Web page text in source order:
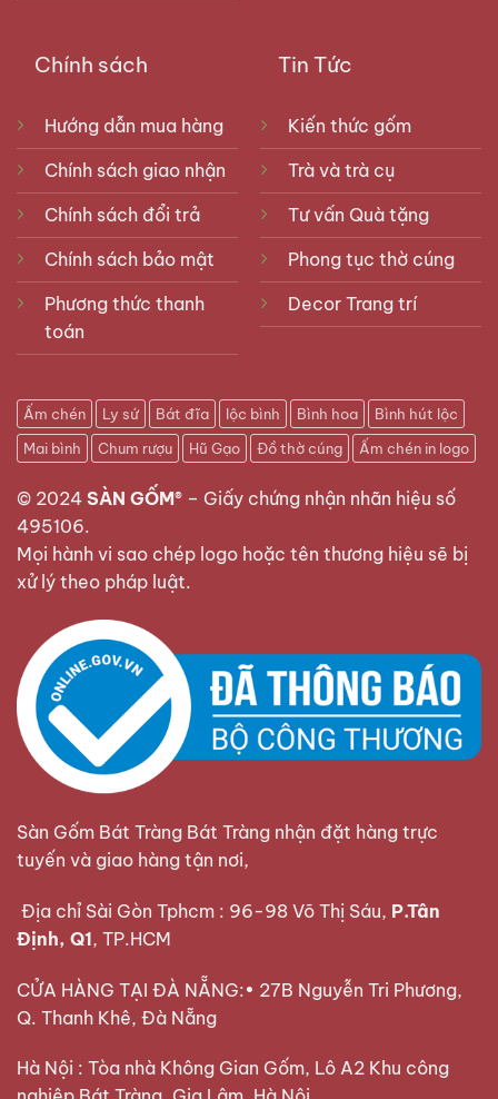
Chính sách
Hướng dẫn mua hàng
Chính sách giao nhận
Chính sách đổi trả
Chính sách bảo mật
Phương thức thanh
toán
Tin Tức
Kiến thức gốm
Trà và trà cụ
Tư vấn Quà tặng
Phong tục thờ cúng
Decor Trang trí
Ấm chén Ly sứ Bát đĩa lộc bình Bình hoa
Bình hút lộc
Mai bình
Chum rượu Hũ Gạo Đồ thờ cúng Ấm chén in logo
© 2024 SÀN GỐM® – Giấy chứng nhận nhãn hiệu số
495106.
Mọi hành vi sao chép logo hoặc tên thương hiệu sẽ bị
xử lý theo pháp luật.
Sàn Gốm Bát Tràng Bát Tràng nhận đặt hàng trực
tuyến và giao hàng tận nơi,
Địa chỉ Sài Gòn Tphcm : 96-98 Võ Thị Sáu, P.Tân
Định, Q1, TP.HCM
CỬA HÀNG TẠI ĐÀ NẴNG:• 27B Nguyễn Tri Phương,
Q. Thanh Khê, Đà Nẵng
Hà Nội : Tòa nhà Không Gian Gốm, Lô A2 Khu công